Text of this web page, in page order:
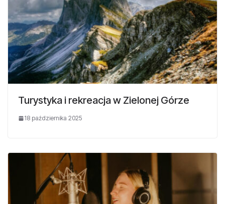
Turystyka i rekreacja w Zielonej Górze
18 października 2025